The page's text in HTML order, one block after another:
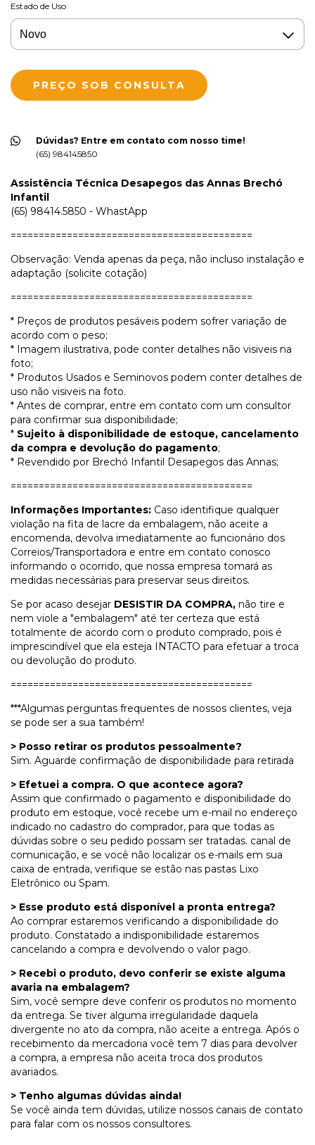
Estado de Uso
Dúvidas? Entre em contato com nosso time!
(65) 984145850
Assistência Técnica Desapegos das Annas Brechó
Infantil
(65) 98414.5850 - WhastApp
===========================================
Observação: Venda apenas da peça, não incluso instalação e
adaptação (solicite cotação)
===========================================
* Preços de produtos pesáveis podem sofrer variação de
acordo com o peso;
* Imagem ilustrativa, pode conter detalhes não visiveis na
foto;
* Produtos Usados e Seminovos podem conter detalhes de
uso não visiveis na foto.
* Antes de comprar, entre em contato com um consultor
para confirmar sua disponibilidade;
* Sujeito à disponibilidade de estoque, cancelamento
da compra e devolução do pagamento;
* Revendido por Brechó Infantil Desapegos das Annas;
===========================================
Informações Importantes: Caso identifique qualquer
violação na fita de lacre da embalagem, não aceite a
encomenda, devolva imediatamente ao funcionário dos
Correios/Transportadora e entre em contato conosco
informando o ocorrido, que nossa empresa tomará as
medidas necessárias para preservar seus direitos.
Se por acaso desejar DESISTIR DA COMPRA, não tire e
nem viole a "embalagem" até ter certeza que está
totalmente de acordo com o produto comprado, pois é
imprescindível que ela esteja INTACTO para efetuar a troca
ou devolução do produto.
===========================================
***Algumas perguntas frequentes de nossos clientes, veja
se pode ser a sua também!
> Posso retirar os produtos pessoalmente?
Sim. Aguarde confirmação de disponibilidade para retirada
> Efetuei a compra. O que acontece agora?
Assim que confirmado o pagamento e disponibilidade do
produto em estoque, você recebe um e-mail no endereço
indicado no cadastro do comprador, para que todas as
dúvidas sobre o seu pedido possam ser tratadas. canal de
comunicação, e se você não localizar os e-mails em sua
caixa de entrada, verifique se estão nas pastas Lixo
Eletrônico ou Spam.
> Esse produto está disponível a pronta entrega?
Ao comprar estaremos verificando a disponibilidade do
produto. Constatado a indisponibilidade estaremos
cancelando a compra e devolvendo o valor pago.
> Recebi o produto, devo conferir se existe alguma
avaria na embalagem?
Sim, você sempre deve conferir os produtos no momento
da entrega. Se tiver alguma irregularidade daquela
divergente no ato da compra, não aceite a entrega. Após o
recebimento da mercadoria você tem 7 dias para devolver
a compra, a empresa não aceita troca dos produtos
avariados.
> Tenho algumas dúvidas ainda!
Se você ainda tem dúvidas, utilize nossos canais de contato
para falar com os nossos consultores.